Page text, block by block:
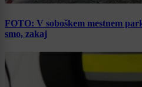
FOTO: V soboškem mestnem
smo, zakaj